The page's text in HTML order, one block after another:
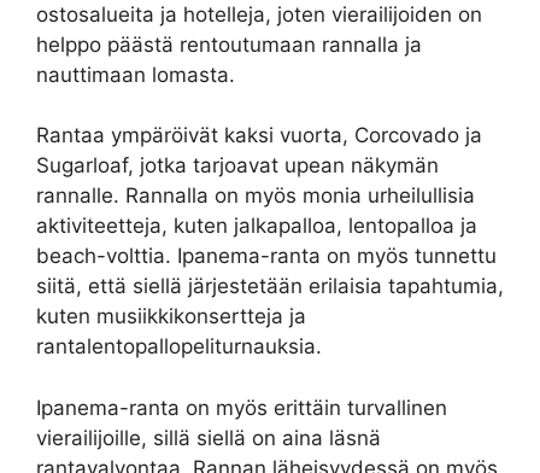
ostosalueita ja hotelleja, joten vierailijoiden on
helppo päästä rentoutumaan rannalla ja
nauttimaan lomasta.
Rantaa ympäröivät kaksi vuorta, Corcovado ja
Sugarloaf, jotka tarjoavat upean näkymän
rannalle. Rannalla on myös monia urheilullisia
aktiviteetteja, kuten jalkapalloa, lentopalloa ja
beach-volttia. Ipanema-ranta on myös tunnettu
siitä, että siellä järjestetään erilaisia tapahtumia,
kuten musiikkikonsertteja ja
rantalentopallopeliturnauksia.
Ipanema-ranta on myös erittäin turvallinen
vierailijoille, sillä siellä on aina läsnä
rantavalvontaa. Rannan läheisyydessä on myös